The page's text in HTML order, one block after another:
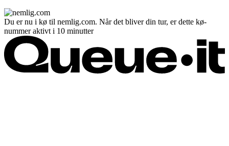
Du er nu i kø til nemlig.com. Når det bliver din tur, er dette kø-
nummer aktivt i 10 minutter